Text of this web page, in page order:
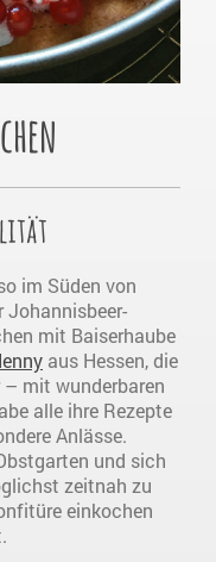
im Süden von
Johannisbeer-
mit Baiserhaube
aus Hessen, die
mit wunderbaren
alle ihre Rezepte
Anlässe.
und sich
zeitnah zu
einkochen